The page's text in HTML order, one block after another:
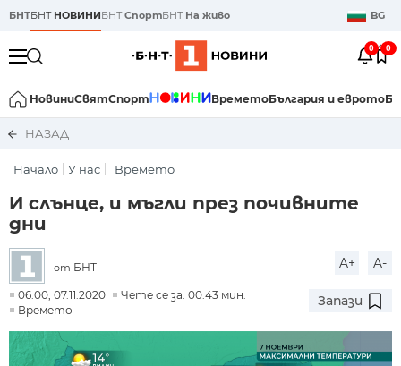
БНТБНТ НОВИНИБНТСпортБНТ На живо BG
0 0
НовиниСвятСпорт ВреметоБългария и еврото
НАЗАД
Начало У нас Времето
И слънце, и мъгли през почивните
дни
от БНТ A+ A-
06:00, 07.11.2020
Чете се за: 00:43 мин.
Времето
Запази